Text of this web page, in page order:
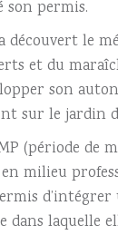
son permis.
découvert le
et du
son
sur le jardin
(période de
milieu
d’intégrer
dans laquelle